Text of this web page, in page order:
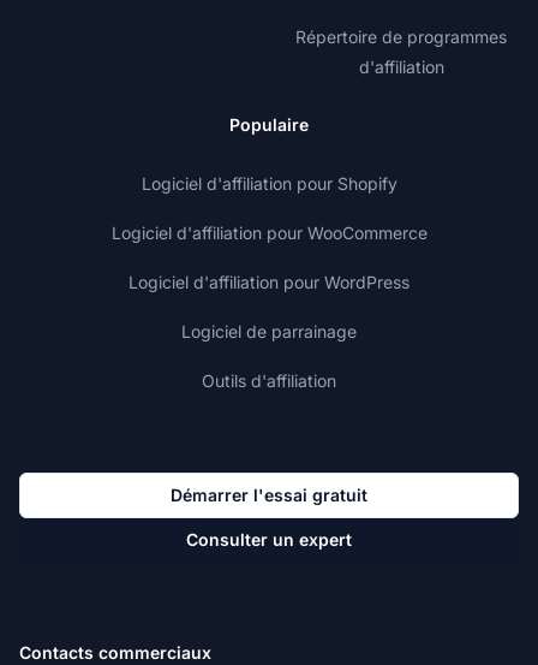
Répertoire de programmes
d'affiliation
Populaire
Logiciel d'affiliation pour Shopify
Logiciel d'affiliation pour WooCommerce
Logiciel d'affiliation pour WordPress
Logiciel de parrainage
Outils d'affiliation
Démarrer l'essai gratuit
Consulter un expert
Contacts commerciaux